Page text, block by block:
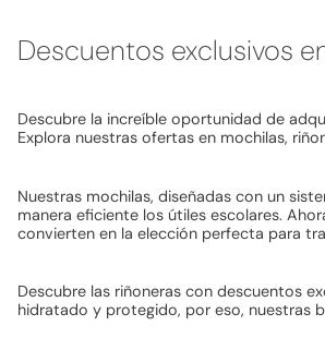
Descuentos exclusivos
Descubre la increíble oportunidad de
Explora nuestras ofertas en mochilas,
Nuestras mochilas, diseñadas con un
manera eficiente los útiles escolares.
convierten en la elección perfecta para
Descubre las riñoneras con descuentos
hidratado y protegido, por eso, nuestras